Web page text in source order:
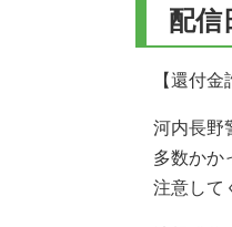
配
【還付金
河内長野
多数かか
注意して